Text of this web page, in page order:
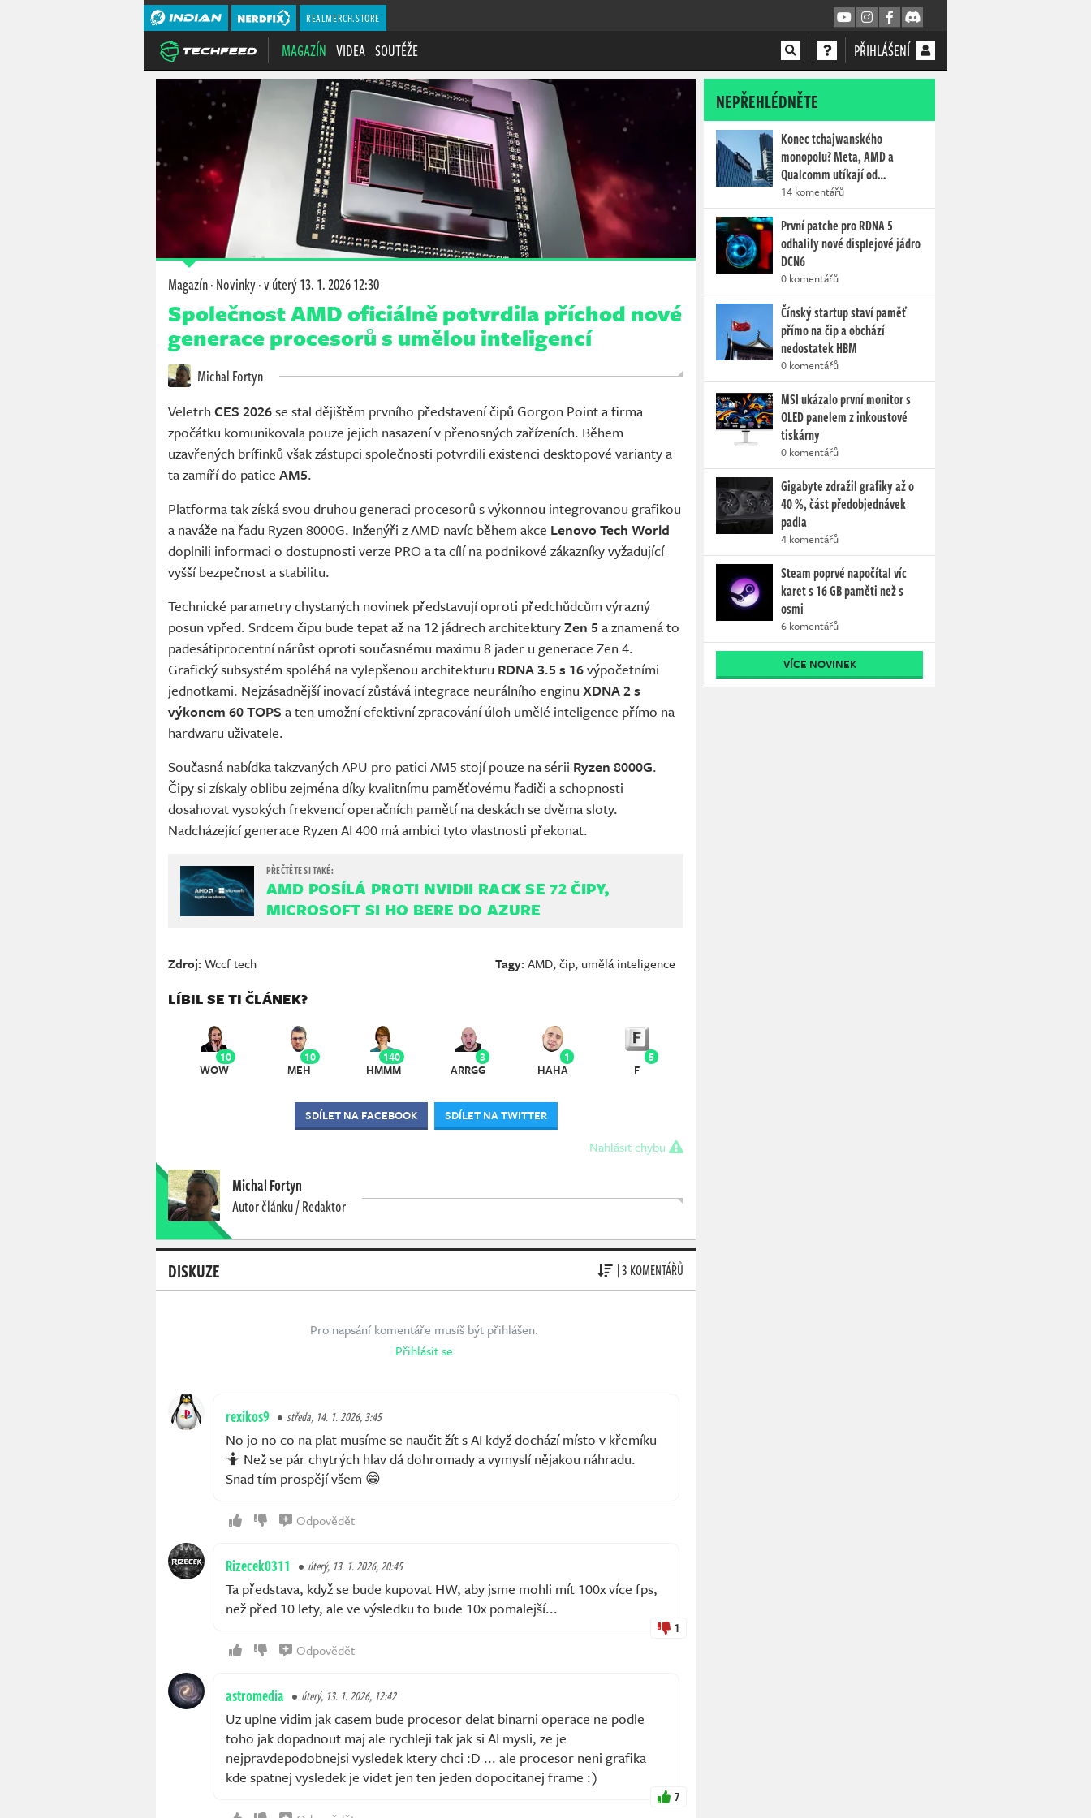
REALMERCH.STORE
MAGAZÍN VIDEA SOUTĚŽE PŘIHLÁŠENÍ
Magazín·Novinky·v úterý13. 1. 2026 12:30
Společnost AMD oficiálně potvrdila příchod nové
generace procesorů s umělou inteligencí
Michal Fortyn
Veletrh CES 2026se stal dějištěm prvního představení čipů Gorgon Point a firma
zpočátku komunikovala pouze jejich nasazení v přenosných zařízeních. Během
uzavřených brífinků však zástupci společnosti potvrdili existenci desktopové varianty a
ta zamíří do patice AM5.
Platforma tak získá svou druhou generaci procesorů s výkonnou integrovanou grafikou
a naváže na řadu Ryzen 8000G. Inženýři z AMD navíc během akce Lenovo Tech World
doplnili informaci o dostupnosti verze PRO a ta cílí na podnikové zákazníky vyžadující
vyšší bezpečnost a stabilitu.
Technické parametry chystaných novinek představují oproti předchůdcům výrazný
posun vpřed. Srdcem čipu bude tepat až na 12 jádrech architekturyZen 5 a znamená to
padesátiprocentní nárůst oproti současnému maximu 8 jader u generace Zen 4.
Grafický subsystém spoléhá na vylepšenou architekturu RDNA 3.5 s 16výpočetními
jednotkami. Nejzásadnější inovací zůstává integrace neurálního enginu XDNA 2 s
výkonem 60 TOPS a ten umožní efektivní zpracování úloh umělé inteligence přímo na
hardwaru uživatele.
Současná nabídka takzvaných APU pro patici AM5 stojí pouze na sérii Ryzen 8000G.
Čipy si získaly oblibu zejména díky kvalitnímu paměťovému řadiči a schopnosti
dosahovat vysokých frekvencí operačních pamětí na deskách se dvěma sloty.
Nadcházející generace Ryzen AI 400 má ambici tyto vlastnosti překonat.
AMD POSÍLÁ PROTI NVIDII RACK SE 72 ČIPY,
MICROSOFT SI HO BERE DO AZURE
Zdroj:Wccf tech Tagy:AMD,čip, umělá inteligence
LÍBIL SE TI ČLÁNEK?
10
WOW
10
MEH
140
HMMM
3
ARRGG
1
HAHA
5
F
SDÍLET NA FACEBOOK SDÍLET NA TWITTER
Nahlásit chybu
Michal Fortyn
Autor článku / Redaktor
DISKUZE | 3 KOMENTÁŘŮ
Pro napsání komentáře musíš být přihlášen.
Přihlásit se
rexikos9 středa, 14. 1. 2026, 3:45
No jo no co na plat musíme se naučit žít s AI když dochází místo v křemíku
🤷 Než se pár chytrých hlav dá dohromady a vymyslí nějakou náhradu.
Snad tím prospějí všem 😁
Odpovědět
Rizecek0311 úterý, 13. 1. 2026, 20:45
Ta představa, když se bude kupovat HW, aby jsme mohli mít 100x více fps,
než před 10 lety, ale ve výsledku to bude 10x pomalejší...
1
Odpovědět
astromedia úterý, 13. 1. 2026, 12:42
Uz uplne vidim jak casem bude procesor delat binarni operace ne podle
toho jak dopadnout maj ale rychleji tak jak si AI mysli, ze je
nejpravdepodobnejsi vysledek ktery chci :D ... ale procesor neni grafika
kde spatnej vysledek je videt jen ten jeden dopocitanej frame :)
7
NEPŘEHLÉDNĚTE
Konec tchajwanského
monopolu? Meta, AMD a
Qualcomm utíkají od…
14 komentářů
První patche pro RDNA 5
odhalily nové displejové jádro
DCN6
0 komentářů
Čínský startup staví paměť
přímo na čip a obchází
nedostatek HBM
0 komentářů
MSI ukázalo první monitor s
OLED panelem z inkoustové
tiskárny
0 komentářů
Gigabyte zdražil grafiky až o
40 %, část předobjednávek
padla
4 komentářů
Steam poprvé napočítal víc
karet s 16 GB paměti než s
osmi
6 komentářů
VÍCE NOVINEK